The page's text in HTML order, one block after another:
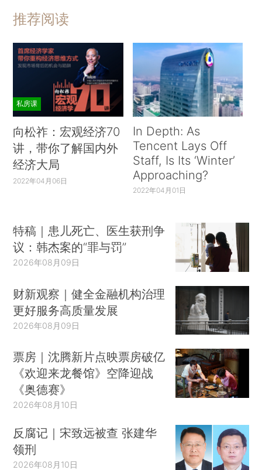
推荐阅读
私房课
向松祚：宏观经济70
讲，带你了解国内外
经济大局
2022年04月06日
In Depth: As
Tencent Lays Off
Staff, Is Its ‘Winter’
Approaching?
2022年04月01日
特稿｜患儿死亡、医生获刑争
议：韩杰案的“罪与罚”
2026年08月09日
财新观察｜健全金融机构治理
更好服务高质量发展
2026年08月09日
票房｜沈腾新片点映票房破亿
《欢迎来龙餐馆》空降迎战
《奥德赛》
2026年08月10日
反腐记｜宋致远被查 张建华
领刑
2026年08月10日